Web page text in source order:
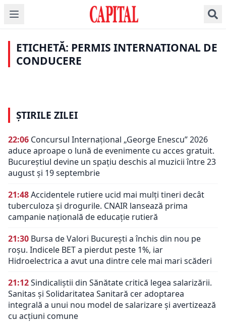
ETICHETĂ: PERMIS INTERNATIONAL DE
CONDUCERE
Vacanță în străinătate
cu mașina. Șoferii care
nou permis. Nu e
singurul document
cerut
INFO UTIL
Permis de conducere
numai 12 luni. Șoferii
INFO UTIL
Șoferii români cu două
Al doilea costă la
jumătate. Ce drept
ȘTIRILE ZILEI
22:06 Concursul Internațional „George Enescu” 2026
aduce aproape o lună de evenimente cu acces gratuit.
Bucureștiul devine un spațiu deschis al muzicii între 23
august și 19 septembrie
21:48Accidentele rutiere ucid mai mulți tineri decât
tuberculoza și drogurile. CNAIR lansează prima
campanie națională de educație rutieră
21:30 Bursa de Valori București a închis din nou pe
roșu. Indicele BET a pierdut peste 1%, iar
Hidroelectrica a avut una dintre cele mai mari scăderi
21:12Sindicaliștii din Sănătate critică legea salarizării.
Sanitas și Solidaritatea Sanitară cer adoptarea
integrală a unui nou model de salarizare și avertizează
cu acțiuni comune